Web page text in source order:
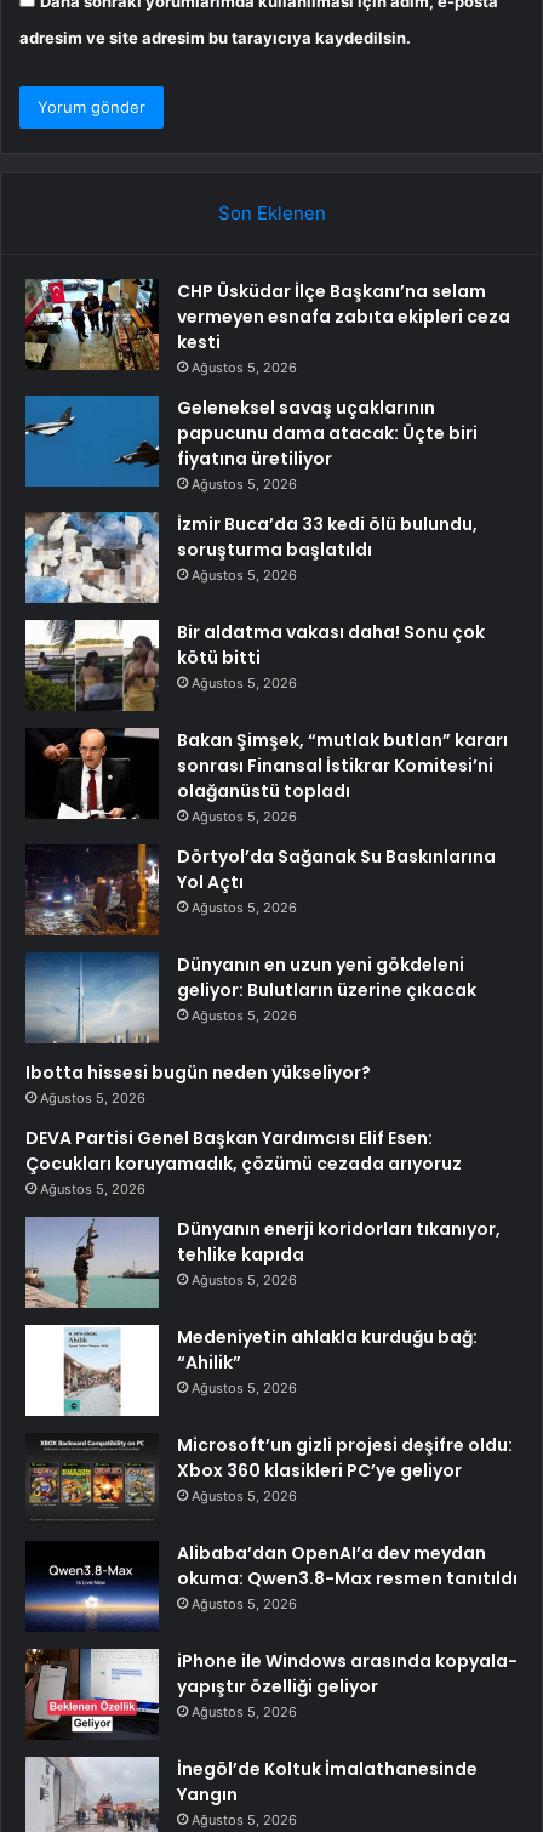
adresim ve site adresim bu tarayıcıya kaydedilsin.
Son Eklenen
CHP Üsküdar İlçe Başkanı’na selam
vermeyen esnafa zabıta ekipleri ceza
kesti
Ağustos 5, 2026
Geleneksel savaş uçaklarının
papucunu dama atacak: Üçte biri
fiyatına üretiliyor
Ağustos 5, 2026
İzmir Buca’da 33 kedi ölü bulundu,
soruşturma başlatıldı
Ağustos 5, 2026
Bir aldatma vakası daha! Sonu çok
kötü bitti
Ağustos 5, 2026
Bakan Şimşek, “mutlak butlan” kararı
sonrası Finansal İstikrar Komitesi’ni
olağanüstü topladı
Ağustos 5, 2026
Dörtyol’da Sağanak Su Baskınlarına
Yol Açtı
Ağustos 5, 2026
Dünyanın en uzun yeni gökdeleni
geliyor: Bulutların üzerine çıkacak
Ağustos 5, 2026
Ibotta hissesi bugün neden yükseliyor?
Ağustos 5, 2026
DEVA Partisi Genel Başkan Yardımcısı Elif Esen:
Çocukları koruyamadık, çözümü cezada arıyoruz
Ağustos 5, 2026
Dünyanın enerji koridorları tıkanıyor,
tehlike kapıda
Ağustos 5, 2026
Medeniyetin ahlakla kurduğu bağ:
“Ahilik”
Ağustos 5, 2026
Microsoft’un gizli projesi deşifre oldu:
Xbox 360 klasikleri PC’ye geliyor
Ağustos 5, 2026
Alibaba’dan OpenAI’a dev meydan
okuma: Qwen3.8-Max resmen tanıtıldı
Ağustos 5, 2026
iPhone ile Windows arasında kopyala-
yapıştır özelliği geliyor
Ağustos 5, 2026
İnegöl’de Koltuk İmalathanesinde
Yangın
Ağustos 5, 2026